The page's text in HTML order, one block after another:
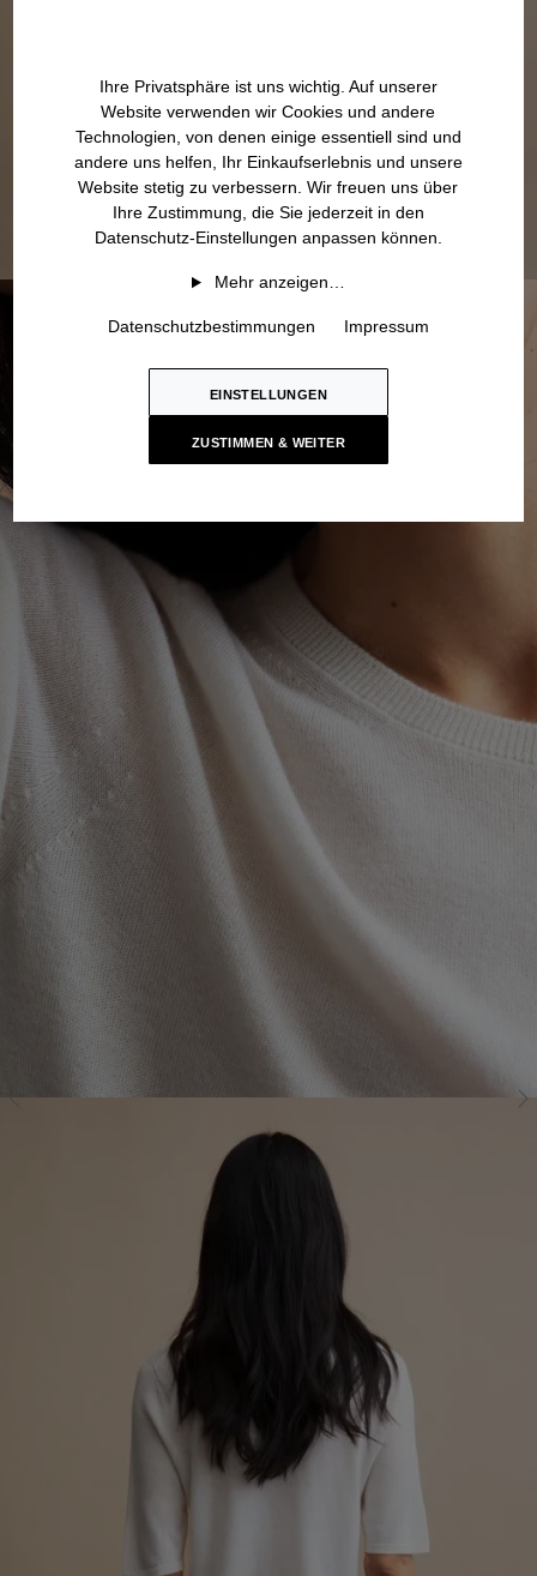
Ihre Privatsphäre ist uns wichtig. Auf unserer
Website verwenden wir Cookies und andere
Technologien, von denen einige essentiell sind und
andere uns helfen, Ihr Einkaufserlebnis und unsere
Website stetig zu verbessern. Wir freuen uns über
Ihre Zustimmung, die Sie jederzeit in den
Datenschutz-Einstellungen anpassen können.
Mehr anzeigen…
Datenschutzbestimmungen Impressum
EINSTELLUNGEN
ZUSTIMMEN & WEITER